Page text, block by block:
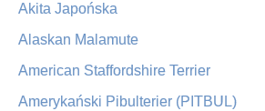
Akita Japońska
Alaskan Malamute
American Staffordshire Terrier
Amerykański Pibulterier (PITBUL)